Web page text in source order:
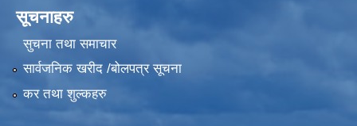
सूचनाहरु
सुचना तथा समाचार
सार्वजनिक खरीद /बोलपत्र सूचना
कर तथा शुल्कहरु